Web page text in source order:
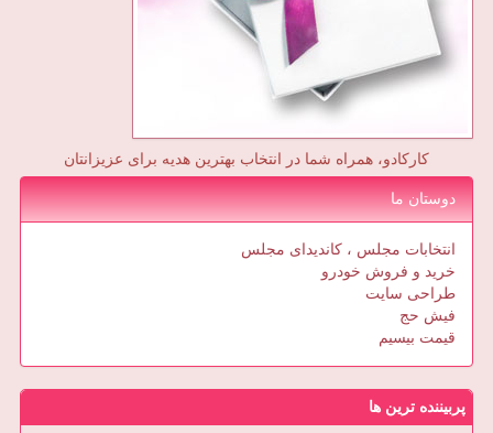
کارکادو، همراه شما در انتخاب بهترین هدیه برای عزیزانتان
دوستان ما
انتخابات مجلس ، کاندیدای مجلس
خرید و فروش خودرو
طراحی سایت
فیش حج
قیمت بیسیم
پربیننده ترین ها